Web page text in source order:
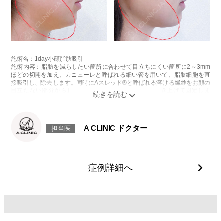
施術名：1day小顔脂肪吸引
施術内容：脂肪を減らしたい箇所に合わせて目立ちにくい箇所に2～3mm
ほどの切開を加え、カニューレと呼ばれる細い管を用いて、脂肪細胞を直
接吸引し、除去します。同時にAスレッド®と呼ばれる溶ける繊維をお顔の
目立たない部分から皮下へ挿入し、皮膚を内側から引き上げて固定しま
感などが術後一時的に生じることがございます。また、稀に貧血、細菌感
染症、左右差、施術箇所の知覚鈍麻、ぼこつき、硬結、瘢痕化、色素沈
顔の脂肪吸引箇所の追加 1ヶ所ごと+162,800円(税込)
オプション：笑気麻酔 3,300円(税込)
担当医 A CLINIC ドクター
症例詳細へ